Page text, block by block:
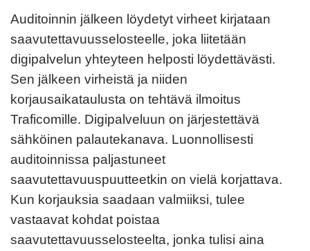
Auditoinnin jälkeen löydetyt virheet kirjataan
saavutettavuusselosteelle, joka liitetään
digipalvelun yhteyteen helposti löydettävästi.
Sen jälkeen virheistä ja niiden
korjausaikataulusta on tehtävä ilmoitus
Traficomille. Digipalveluun on järjestettävä
sähköinen palautekanava. Luonnollisesti
auditoinnissa paljastuneet
saavutettavuuspuutteetkin on vielä korjattava.
Kun korjauksia saadaan valmiiksi, tulee
vastaavat kohdat poistaa
saavutettavuusselosteelta, jonka tulisi aina